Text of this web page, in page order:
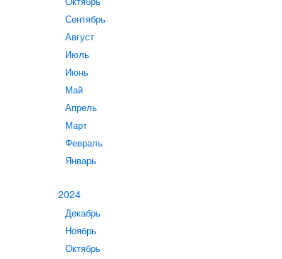
Сентябрь
Август
Июль
Июнь
Май
Апрель
Март
Февраль
Январь
2024
Декабрь
Ноябрь
Октябрь